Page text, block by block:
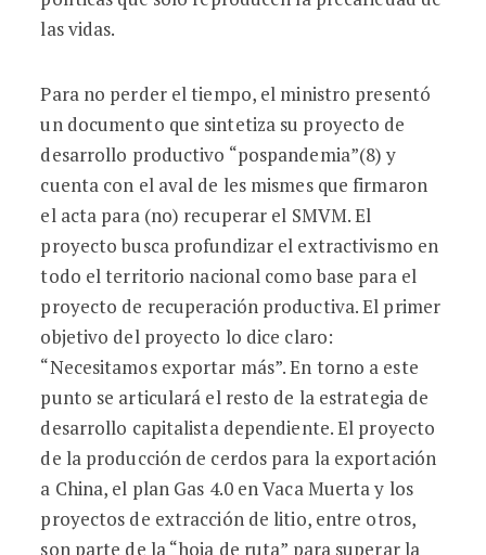
las vidas.
Para no perder el tiempo, el ministro presentó
un documento que sintetiza su proyecto de
desarrollo productivo “pospandemia”(8) y
cuenta con el aval de les mismes que firmaron
el acta para (no) recuperar el SMVM. El
proyecto busca profundizar el extractivismo en
todo el territorio nacional como base para el
proyecto de recuperación productiva. El primer
objetivo del proyecto lo dice claro:
“Necesitamos exportar más”. En torno a este
punto se articulará el resto de la estrategia de
desarrollo capitalista dependiente. El proyecto
de la producción de cerdos para la exportación
a China, el plan Gas 4.0 en Vaca Muerta y los
proyectos de extracción de litio, entre otros,
son parte de la “hoja de ruta” para superar la